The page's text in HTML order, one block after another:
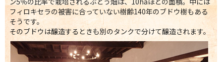
フィロキセラの被害に合っていない樹齢140年のブドウ樹もある
そうです。
そのブドウは醸造するときも別のタンクで分けて醸造されます。